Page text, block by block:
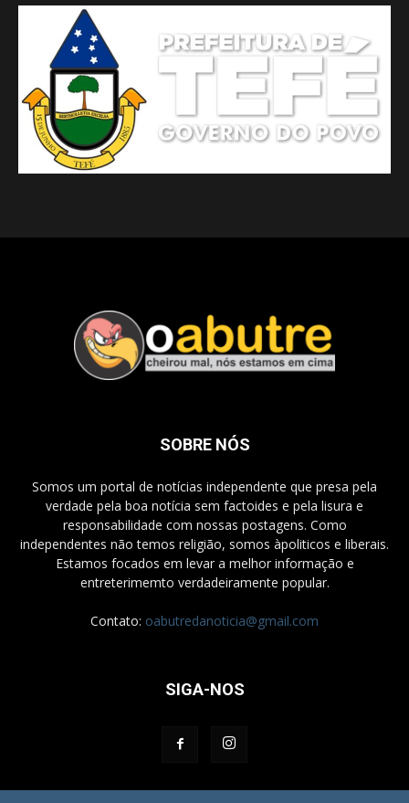
SOBRE NÓS
Somos um portal de notícias independente que presa pela
verdade pela boa notícia sem factoides e pela lisura e
responsabilidade com nossas postagens. Como
independentes não temos religião, somos àpoliticos e liberais.
Estamos focados em levar a melhor informação e
entreterimemto verdadeiramente popular.
Contato: oabutredanoticia@gmail.com
SIGA-NOS